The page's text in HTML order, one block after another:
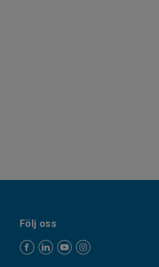
Följ oss